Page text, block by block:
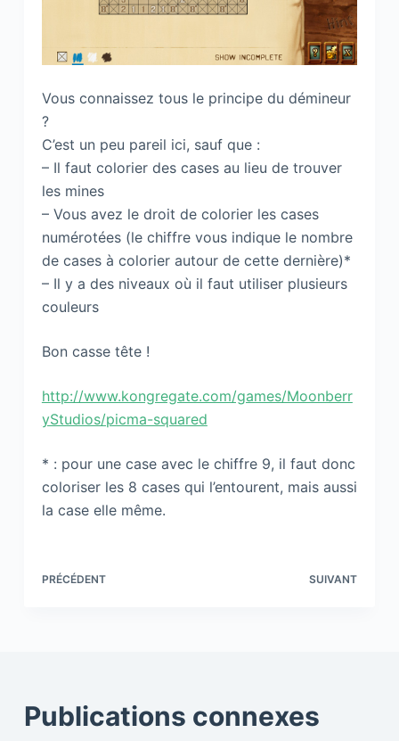
Vous connaissez tous le principe du démineur
?
C’est un peu pareil ici, sauf que :
– Il faut colorier des cases au lieu de trouver
les mines
– Vous avez le droit de colorier les cases
numérotées (le chiffre vous indique le nombre
de cases à colorier autour de cette dernière)*
– Il y a des niveaux où il faut utiliser plusieurs
couleurs
Bon casse tête !
http://www.kongregate.com/games/Moonberr
yStudios/picma-squared
* : pour une case avec le chiffre 9, il faut donc
coloriser les 8 cases qui l’entourent, mais aussi
la case elle même.
PRÉCÉDENT SUIVANT
Publications connexes